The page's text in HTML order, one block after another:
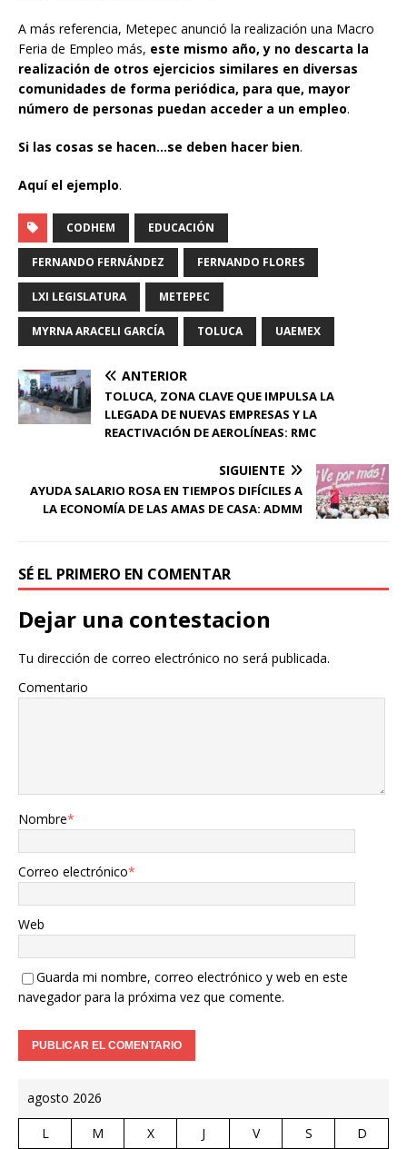
A más referencia, Metepec anunció la realización una Macro
Feria de Empleo más, este mismo año, y no descarta la
realización de otros ejercicios similares en diversas
comunidades de forma periódica, para que, mayor
número de personas puedan acceder a un empleo.
Si las cosas se hacen…se deben hacer bien.
Aquí el ejemplo.
CODHEM EDUCACIÓN
FERNANDO FERNÁNDEZ FERNANDO FLORES
LXI LEGISLATURA METEPEC
MYRNA ARACELI GARCÍA TOLUCA UAEMEX
ANTERIOR
TOLUCA, ZONA CLAVE QUE IMPULSA LA
LLEGADA DE NUEVAS EMPRESAS Y LA
REACTIVACIÓN DE AEROLÍNEAS: RMC
SIGUIENTE
AYUDA SALARIO ROSA EN TIEMPOS DIFÍCILES A
LA ECONOMÍA DE LAS AMAS DE CASA: ADMM
SÉ EL PRIMERO EN COMENTAR
Dejar una contestacion
Tu dirección de correo electrónico no será publicada.
Comentario
Nombre*
Correo electrónico*
Web
Guarda mi nombre, correo electrónico y web en este
navegador para la próxima vez que comente.
agosto 2026
L M X J V S D